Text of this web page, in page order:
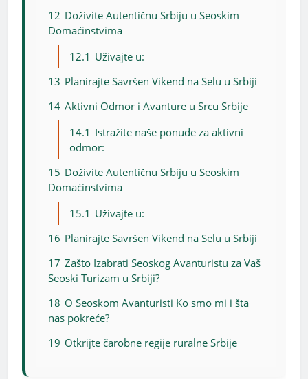
12 Doživite Autentičnu Srbiju u Seoskim
Domaćinstvima
12.1 Uživajte u:
13 Planirajte Savršen Vikend na Selu u Srbiji
14 Aktivni Odmor i Avanture u Srcu Srbije
14.1 Istražite naše ponude za aktivni
odmor:
15 Doživite Autentičnu Srbiju u Seoskim
Domaćinstvima
15.1 Uživajte u:
16 Planirajte Savršen Vikend na Selu u Srbiji
17 Zašto Izabrati Seoskog Avanturistu za Vaš
Seoski Turizam u Srbiji?
18 O Seoskom Avanturisti Ko smo mi i šta
nas pokreće?
19 Otkrijte čarobne regije ruralne Srbije